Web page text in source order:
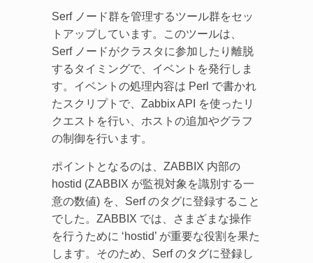
Serf ノード群を管理するツール群をセッ
トアップしています。このツールは、
Serf ノードがクラスタに参加したり離脱
するタイミングで、イベントを発行しま
す。イベントの処理内容は Perl で書かれ
たスクリプトで、Zabbix API を使ったリ
クエストを行い、ホストの追加やグラフ
の制御を行います。
ポイントとなるのは、ZABBIX 内部の
hostid (ZABBIX が監視対象を識別する一
意の数値) を、Serf のタグに登録すること
でした。ZABBIX では、さまざまな操作
を行うために ‘hostid’ が重要な役割を果た
します。そのため、Serf のタグに登録し